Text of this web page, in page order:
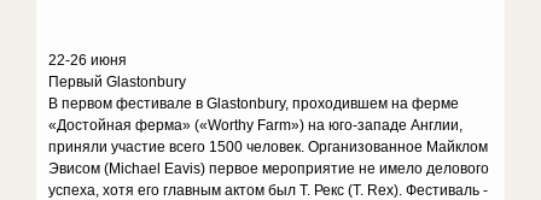
22-26 июня
Первый Glastonbury
В первом фестивале в Glastonbury, проходившем на ферме
«Достойная ферма» («Worthy Farm») на юго-западе Англии,
приняли участие всего 1500 человек. Организованное Майклом
Эвисом (Michael Eavis) первое мероприятие не имело делового
успеха, хотя его главным актом был Т. Рекс (T. Rex). Фестиваль -